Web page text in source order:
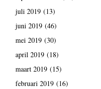
juli 2019(13)
juni 2019(46)
mei 2019(30)
april 2019(18)
maart 2019(15)
februari 2019(16)